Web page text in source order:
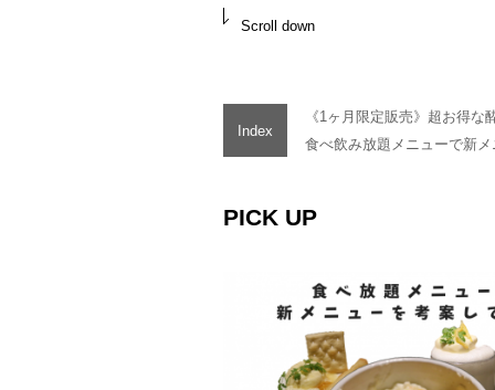
Scroll down
Index
《1ヶ月限定販売》超お得な
食べ飲み放題メニューで新
PICK UP